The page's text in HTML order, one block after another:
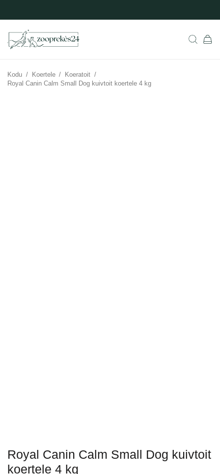
Kodu / Koertele / Koeratoit /
Royal Canin Calm Small Dog kuivtoit koertele 4 kg
Royal Canin Calm Small Dog kuivtoit
koertele 4 kg